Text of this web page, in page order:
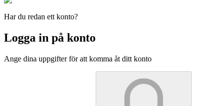
Har du redan ett konto?
Logga in på konto
Ange dina uppgifter för att komma åt ditt konto